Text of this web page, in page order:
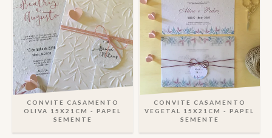
CONVITE CASAMENTO
OLIVA 15X21CM - PAPEL
SEMENTE
CONVITE CASAMENTO
VEGETAL 15X21CM - PAPEL
SEMENTE